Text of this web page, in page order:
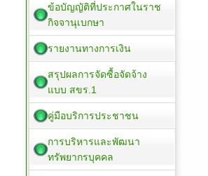
ข้อบัญญัติที่ประกาศในราช
กิจจานุเบกษา
รายงานทางการเงิน
สรุปผลการจัดซื้อจัดจ้าง
แบบ สขร.1
คู่มือบริการประชาชน
การบริหารและพัฒนา
ทรัพยากรบุคคล